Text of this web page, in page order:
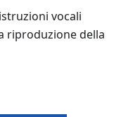
vocali
riproduzione della